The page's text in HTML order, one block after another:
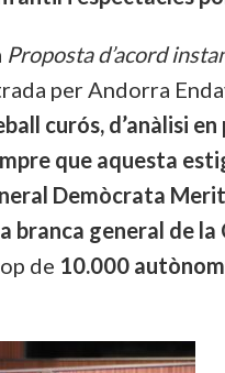
Proposta d’acord
per Andorra
curós, d’anàlisi
que aquesta
Demòcrata
branca general de la
de 10.000